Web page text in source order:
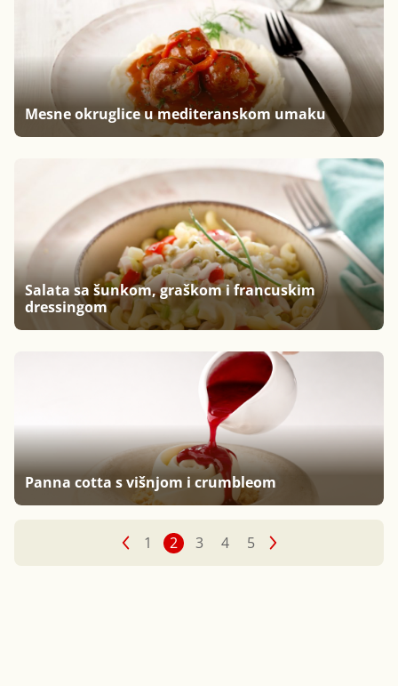
Mesne okruglice u mediteranskom umaku
Salata sa šunkom, graškom i francuskim
dressingom
Panna cotta s višnjom i crumbleom
1 2 3 4 5